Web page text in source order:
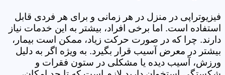
فیزیوتراپی در منزل در هر زمانی و برای هر فردی قابل
استفاده است. اما برخی افراد، بیشتر به این خدمات نیاز
دارند. چرا که در صورت حرکت زیاد، ممکن است بیمار،
بیشتر در معرض آسیب قرار بگیرد. به ویژه اگر به دلیل
ورزش، آسیب دیده یا مشکلی در ستون فقرات و